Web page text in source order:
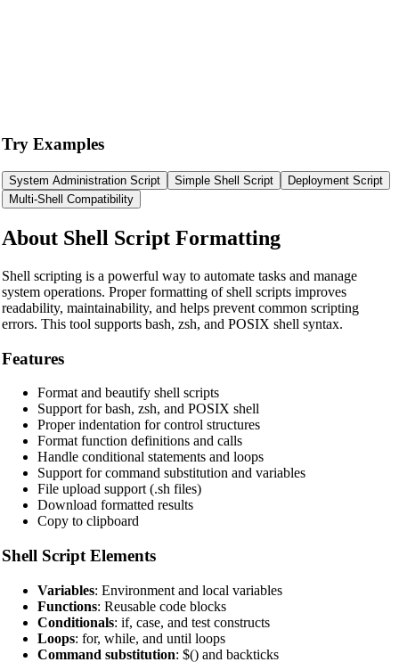
Try Examples
System Administration Script Simple Shell Script
Deployment Script
Multi-Shell Compatibility
About Shell Script Formatting
Shell scripting is a powerful way to automate tasks and manage
system operations. Proper formatting of shell scripts improves
readability, maintainability, and helps prevent common scripting
errors. This tool supports bash, zsh, and POSIX shell syntax.
Features
Format and beautify shell scripts
Support for bash, zsh, and POSIX shell
Proper indentation for control structures
Format function definitions and calls
Handle conditional statements and loops
Support for command substitution and variables
File upload support (.sh files)
Download formatted results
Copy to clipboard
Shell Script Elements
Variables: Environment and local variables
Functions: Reusable code blocks
Conditionals: if, case, and test constructs
Loops: for, while, and until loops
Command substitution: $() and backticks